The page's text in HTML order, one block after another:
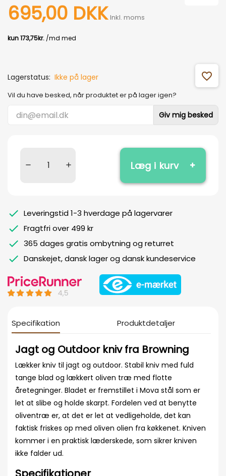
695,00 DKK Inkl. moms
Lagerstatus: Ikke på lager favorite_outline
Vil du have besked, når produktet er på lager igen?
Giv mig besked
Læg i kurv
Leveringstid 1-3 hverdage på lagervarer
Fragtfri over 499 kr
365 dages gratis ombytning og returret
Danskejet, dansk lager og dansk kundeservice
Specifikation Produktdetaljer
Jagt og Outdoor kniv fra Browning
Lækker kniv til jagt og outdoor. Stabil kniv med fuld
tange blad og lækkert oliven træ med flotte
åretegninger. Bladet er fremstillet i Mova stål som er
let at slibe og holde skarpt. Fordelen ved at benytte
oliventræ er, at det er let at vedligeholde, det kan
faktisk friskes op med oliven olien fra køkkenet. Kniven
kommer i en praktisk læderskede, som sikrer kniven
ikke falder ud.